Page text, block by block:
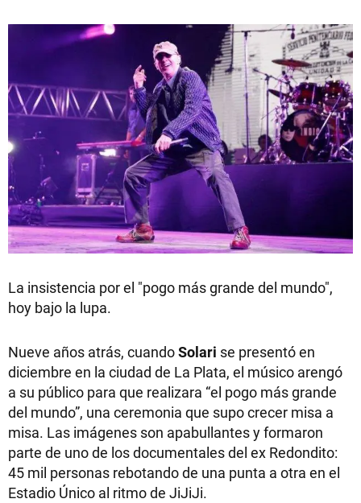
La insistencia por el "pogo más grande del mundo",
hoy bajo la lupa.
Nueve años atrás, cuandoSolari se presentó en
diciembre en la ciudad de La Plata, el músico arengó
a su público para que realizara “el pogo más grande
del mundo”, una ceremonia que supo crecer misa a
misa. Las imágenes son apabullantes y formaron
parte de uno de los documentales del ex Redondito:
45 mil personas rebotando de una punta a otra en el
Estadio Único al ritmo de JiJiJi.